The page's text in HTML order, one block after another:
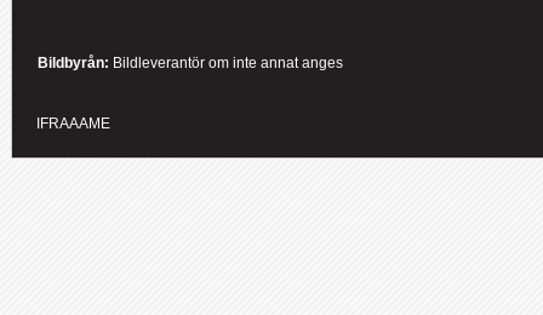
Bildbyrån: Bildleverantör om inte annat anges
IFRAAAME